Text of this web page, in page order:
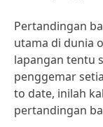
Pertandingan
utama di dunia
lapangan tentu
penggemar
to date, inilah
pertandingan